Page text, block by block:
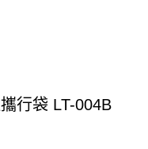
行袋 LT-004B